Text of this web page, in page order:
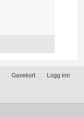
Gavekort Logg inn